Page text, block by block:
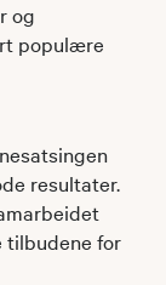
og
populære
resultater.
tilbudene for